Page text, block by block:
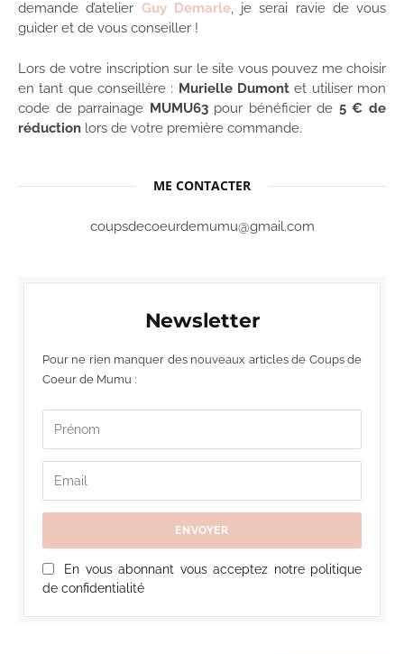
demande d’atelier Guy Demarle, je serai ravie de vous
guider et de vous conseiller !
Lors de votre inscription sur le site vous pouvez me choisir
en tant que conseillère : Murielle Dumont et utiliser mon
code de parrainage MUMU63pour bénéficier de 5 € de
réduction lors de votre première commande.
ME CONTACTER
coupsdecoeurdemumu@gmail.com
Newsletter
Pour ne rien manquer des nouveaux articles de Coups de
Coeur de Mumu :
En vous abonnant vous acceptez notre politique
de confidentialité